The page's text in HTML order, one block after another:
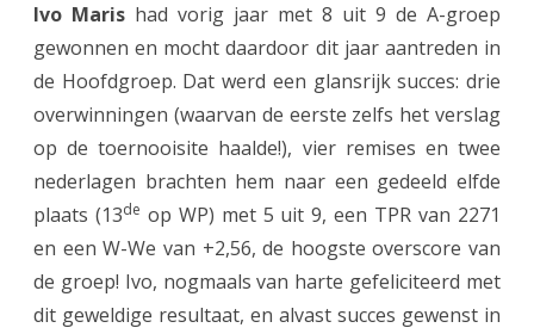
r
e
s
a
t
i
Ivo Maris had vorig jaar met 8 uit 9 de A-groep
gewonnen en mocht daardoor dit jaar aantreden in
de Hoofdgroep. Dat werd een glansrijk succes: drie
overwinningen (waarvan de eerste zelfs het verslag
op de toernooisite haalde!), vier remises en twee
nederlagen brachten hem naar een gedeeld elfde
plaats (13de op WP) met 5 uit 9, een TPR van 2271
en een W-We van +2,56, de hoogste overscore van
de groep! Ivo, nogmaals van harte gefeliciteerd met
dit geweldige resultaat, en alvast succes gewenst in